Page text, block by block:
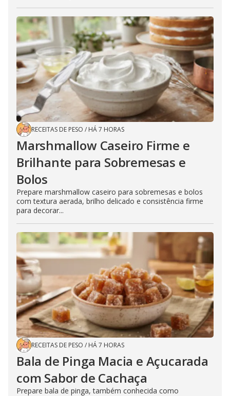
RECEITAS DE PESO / HÁ 7 HORAS
Marshmallow Caseiro Firme e
Brilhante para Sobremesas e
Bolos
Prepare marshmallow caseiro para sobremesas e bolos
com textura aerada, brilho delicado e consistência firme
para decorar...
RECEITAS DE PESO / HÁ 7 HORAS
Bala de Pinga Macia e Açucarada
com Sabor de Cachaça
Prepare bala de pinga, também conhecida como